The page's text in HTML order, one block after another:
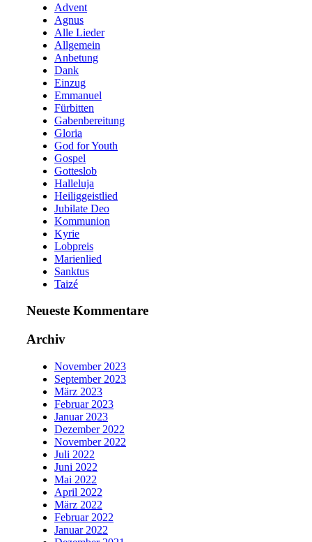
Advent
Agnus
Alle Lieder
Allgemein
Anbetung
Dank
Einzug
Emmanuel
Fürbitten
Gabenbereitung
Gloria
God for Youth
Gospel
Gotteslob
Halleluja
Heiliggeistlied
Jubilate Deo
Kommunion
Kyrie
Lobpreis
Marienlied
Sanktus
Taizé
Neueste Kommentare
Archiv
November 2023
September 2023
März 2023
Februar 2023
Januar 2023
Dezember 2022
November 2022
Juli 2022
Juni 2022
Mai 2022
April 2022
März 2022
Februar 2022
Januar 2022